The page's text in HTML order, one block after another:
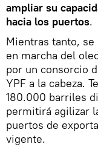
ampliar su
hacia los puertos.
Mientras tanto, se
en marcha del
por un consorcio
YPF a la cabeza.
180.000 barriles
permitirá agilizar
puertos de
vigente.